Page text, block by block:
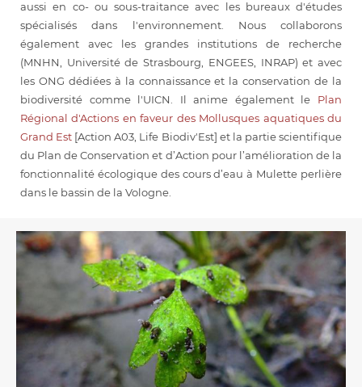
aussi en co- ou sous-traitance avec les bureaux d'études
spécialisés dans l'environnement. Nous collaborons
également avec les grandes institutions de recherche
(MNHN, Université de Strasbourg, ENGEES, INRAP) et avec
les ONG dédiées à la connaissance et la conservation de la
biodiversité comme l'UICN. Il anime également le Plan
Régional d'Actions en faveur des Mollusques aquatiques du
Grand Est [Action A03, Life Biodiv'Est] et la partie scientifique
du Plan de Conservation et d’Action pour l’amélioration de la
fonctionnalité écologique des cours d’eau à Mulette perlière
dans le bassin de la Vologne.